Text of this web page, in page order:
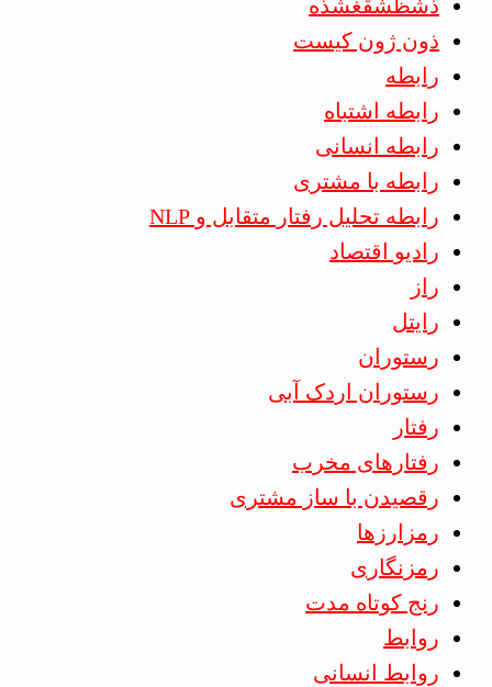
ذشظشقغشذه
ذون ژون کیست
رابطه
رابطه اشتباه
رابطه انسانی
رابطه با مشتری
رابطه تحلیل رفتار متقابل و NLP
رادیو اقتصاد
راز
رایتل
رستوران
رستوران اردک آبی
رفتار
رفتارهای مخرب
رقصیدن با ساز مشتری
رمزارزها
رمزنگاری
رنج کوتاه مدت
روابط
روابط انسانی